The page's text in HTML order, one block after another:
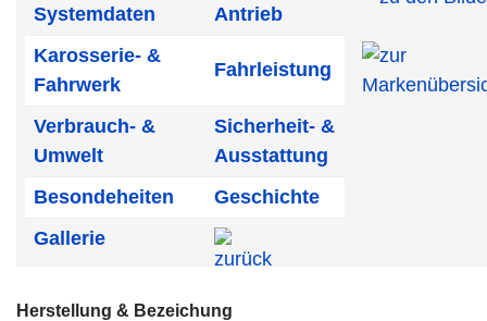
Systemdaten
Antrieb
Karosserie- &
Fahrwerk
Fahrleistung
Verbrauch- &
Umwelt
Sicherheit- &
Ausstattung
Besondeheiten
Geschichte
Gallerie
Herstellung & Bezeichung